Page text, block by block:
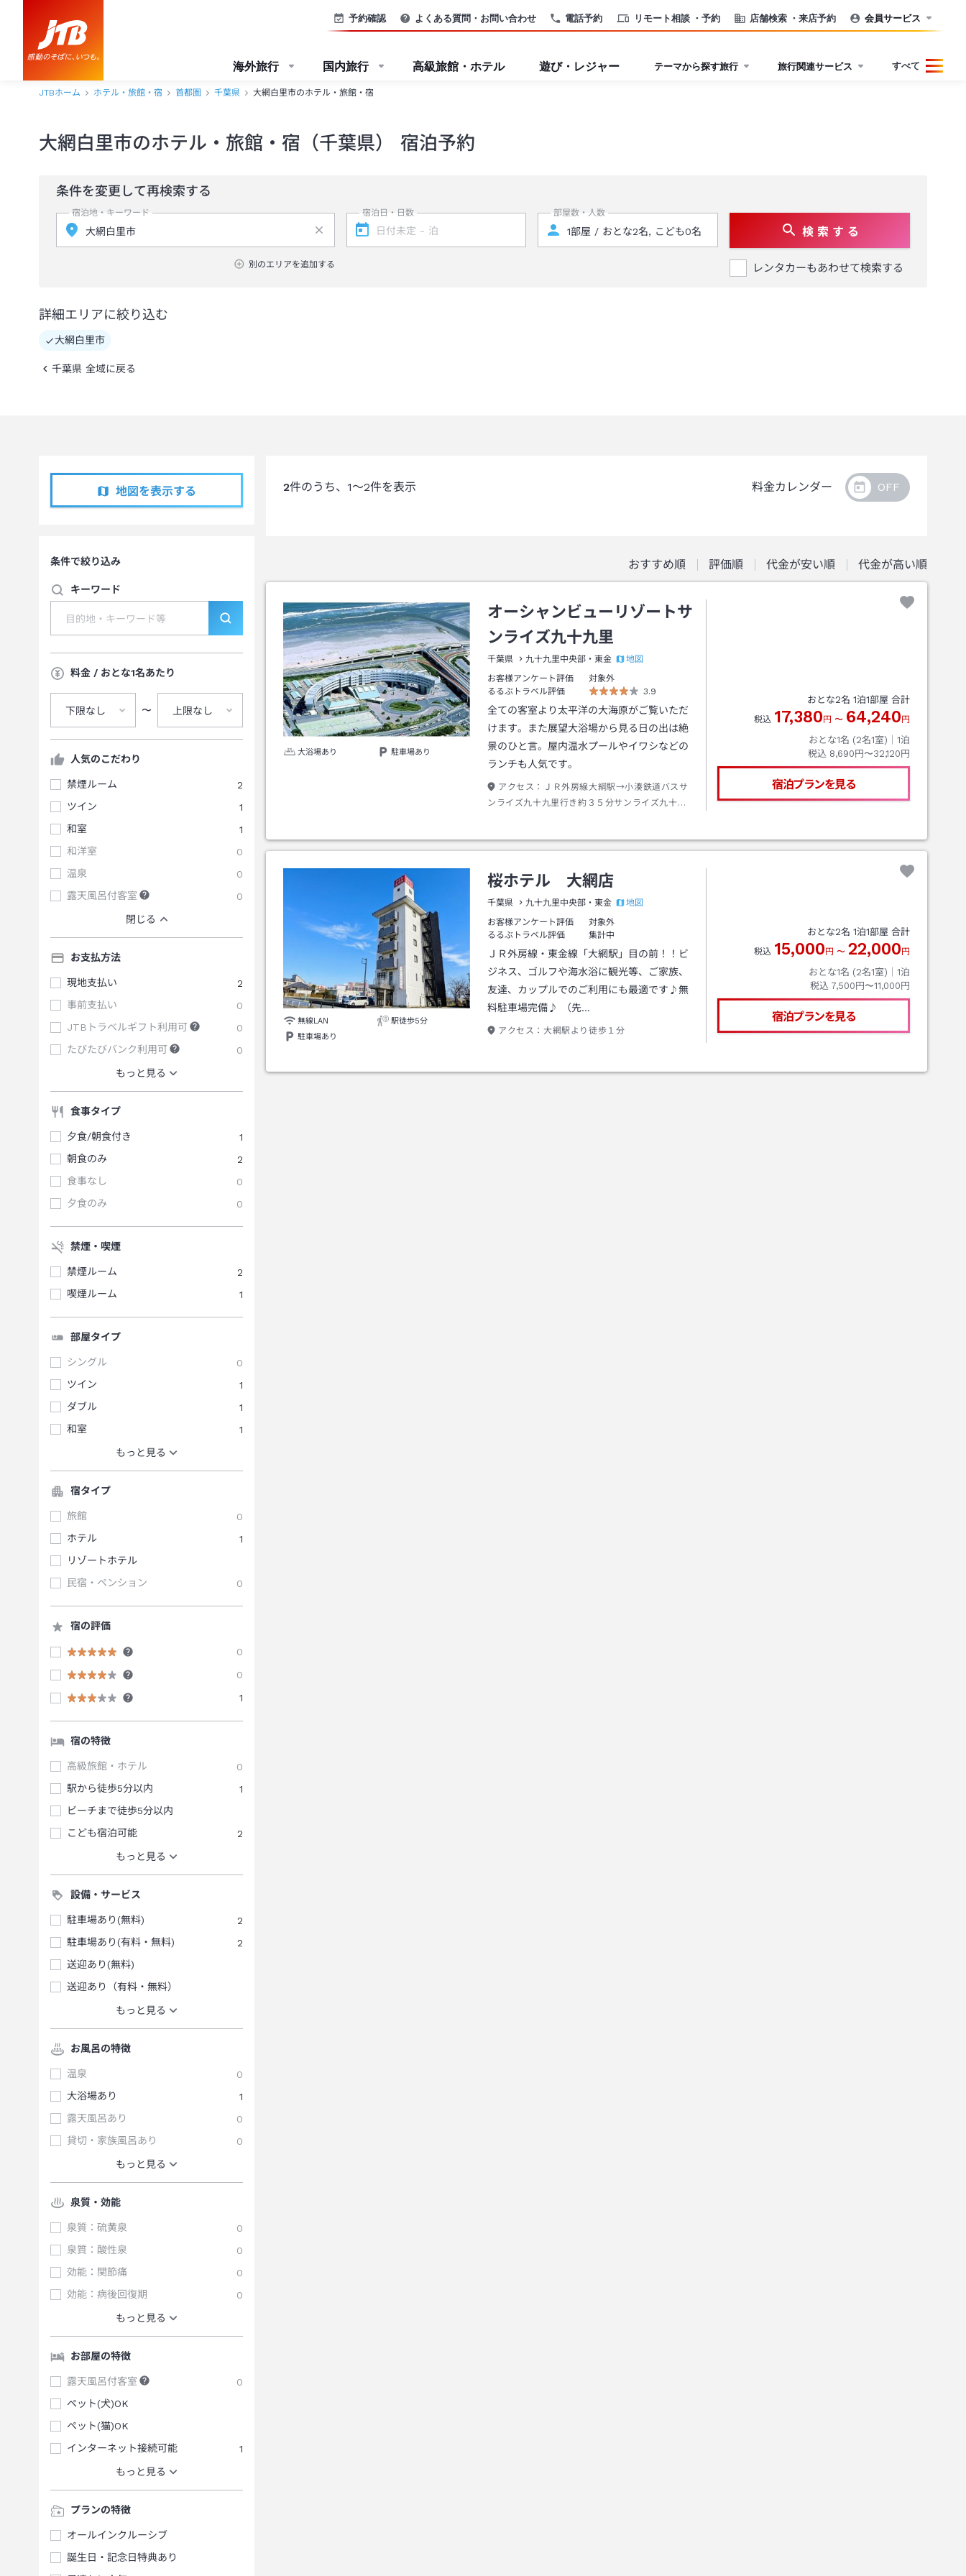
電話予約 リモート相談 ・予約 店舗検索 ・来店予約
予約確認 よくある質問・お問い合わせ 会員サービス
海外旅行 国内旅行 高級旅館・ホテル 遊び・レジャー テーマから探す旅行 旅行関連サービス すべて
JTBホーム ホテル・旅館・宿 首都圏 千葉県 大網白里市のホテル・旅館・宿
大網白里市のホテル・旅館・宿（千葉県） 宿泊予約
条件を変更して再検索する
宿泊地・キーワード
別のエリアを追加する
宿泊日・日数 部屋数・人数
検 索 す る
レンタカーもあわせて検索する
詳細エリアに絞り込む
大網白里市
千葉県 全域に戻る
地図を表示する
条件で絞り込み
キーワード
料金 / おとな1名あたり
下限なし 〜 上限なし
人気のこだわり
禁煙ルーム
2
ツイン
1
和室
1
和洋室
0
温泉
0
露天風呂付客室
0
閉じる
お支払方法
現地支払い
2
事前支払い
0
JTBトラベルギフト利用可
0
たびたびバンク利用可
0
もっと見る
食事タイプ
夕食/朝食付き
1
朝食のみ
2
食事なし
0
夕食のみ
0
禁煙・喫煙
禁煙ルーム
2
喫煙ルーム
1
部屋タイプ
シングル
0
ツイン
1
ダブル
1
和室
1
もっと見る
宿タイプ
旅館
0
ホテル
1
リゾートホテル
民宿・ペンション
0
宿の評価
0
0
1
宿の特徴
高級旅館・ホテル
0
駅から徒歩5分以内
1
ビーチまで徒歩5分以内
こども宿泊可能
2
もっと見る
設備・サービス
駐車場あり(無料)
2
駐車場あり(有料・無料)
2
送迎あり(無料)
送迎あり（有料・無料）
もっと見る
お風呂の特徴
温泉
0
大浴場あり
1
露天風呂あり
0
貸切・家族風呂あり
0
もっと見る
泉質・効能
泉質：硫黄泉
0
泉質：酸性泉
0
効能：関節痛
0
効能：病後回復期
0
もっと見る
お部屋の特徴
露天風呂付客室
0
ペット(犬)OK
ペット(猫)OK
インターネット接続可能
1
もっと見る
プランの特徴
オールインクルーシブ
誕生日・記念日特典あり
2件のうち、 1～2件を表示 料金カレンダー
おすすめ順 評価順 代金が安い順 代金が高い順
大浴場あり 駐車場あり
オーシャンビューリゾートサ
ンライズ九十九里
千葉県 九十九里中央部・東金
地図
お客様アンケート評価
対象外
るるぶトラベル評価
3.9
全ての客室より太平洋の大海原がご覧いただ
けます。また展望大浴場から見る日の出は絶
景のひと言。屋内温水プールやイワシなどの
ランチも人気です。
アクセス：
ＪＲ外房線大綱駅→小湊鉄道バスサ
ンライズ九十九里行き約３５分サンライズ九十九
おとな2名 1泊1部屋 合計
税込 17,380 円 〜 64,240 円
おとな1名 (2名1室)｜ 1泊
税込 8,690円〜32,120円
宿泊プランを見る
無線LAN
駅徒歩5分
駐車場あり
桜ホテル 大網店
千葉県 九十九里中央部・東金
地図
お客様アンケート評価
対象外
るるぶトラベル評価
集計中
ＪＲ外房線・東金線「大網駅」目の前！！ビ
ジネス、ゴルフや海水浴に観光等、ご家族、
友達、カップルでのご利用にも最適です♪無
料駐車場完備♪ （先…
アクセス： 大網駅より徒歩１分
おとな2名 1泊1部屋 合計
税込 15,000 円 〜 22,000 円
おとな1名 (2名1室)｜ 1泊
税込 7,500円〜11,000円
宿泊プランを見る